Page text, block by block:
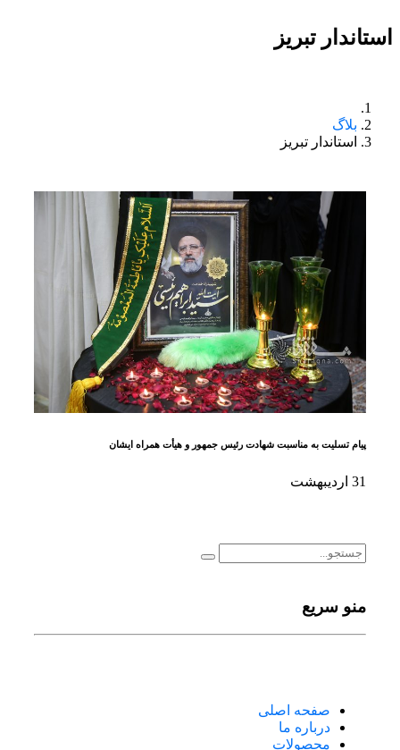
استاندار تبریز
بلاگ
استاندار تبریز
پیام تسلیت به مناسبت شهادت رئیس جمهور و هیأت همراه ایشان
31 اردیبهشت
منو سریع
صفحه اصلی
درباره ما
محصولات